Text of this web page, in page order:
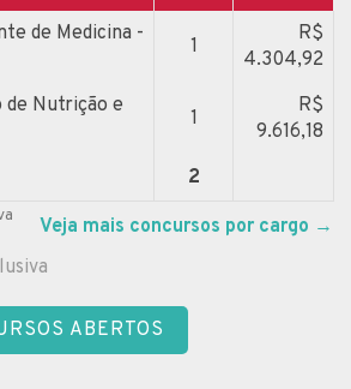
de Medicina -
1
R$
4.304,92
Nutrição e
1
R$
9.616,18
2
Veja mais concursos por cargo →
ABERTOS